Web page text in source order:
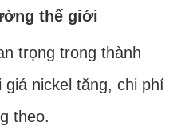
thế giới
trọng trong thành
giá nickel tăng, chi phí
theo.